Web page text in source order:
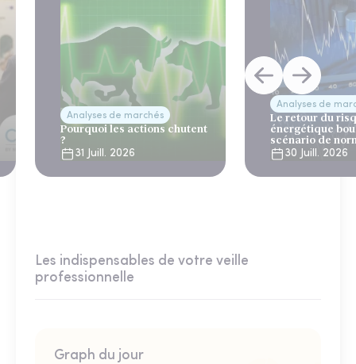
Analyses de marchés
Pourquoi les actions chutent
?
31 Juill. 2026
Analyses de
Le retour du
énergétique
scénario de
30 Juill. 2026
Les indispensables de votre veille
professionnelle
Graph du jour